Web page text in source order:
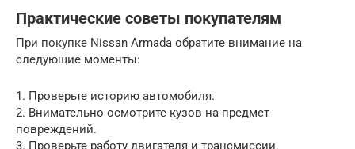
Практические советы покупателям
При покупке Nissan Armada обратите внимание на
следующие моменты:
1. Проверьте историю автомобиля.
2. Внимательно осмотрите кузов на предмет
повреждений.
3. Проверьте работу двигателя и трансмиссии.